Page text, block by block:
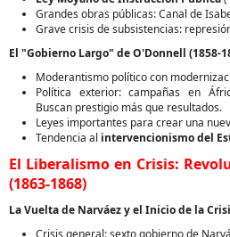
Grandes obras públicas: Canal de
Grave crisis de subsistencias:
El "Gobierno Largo" de O'Donnell (1858-
Moderantismo político con
Política exterior: campañas en
Buscan prestigio más que resultados.
Leyes importantes para crear una
Tendencia al intervencionismo del
El Liberalismo en Crisis:
(1863-1868)
La Vuelta de Narváez y el Inicio de la
Crisis general: sexto gobierno de